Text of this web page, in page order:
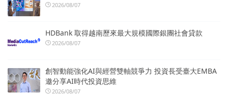
2026/08/07
HDBank 取得越南歷來最大規模國際銀團社會貸款
2026/08/07
創智動能強化AI與經營雙軸競爭力 投資長受臺大EMBA
邀分享AI時代投資思維
2026/08/07